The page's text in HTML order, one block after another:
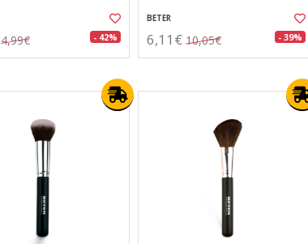
4,99€ - 42%
BETER
6,11€ 10,05€ - 39%